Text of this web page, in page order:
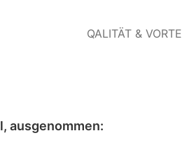
QALITÄT &
ausgenommen: